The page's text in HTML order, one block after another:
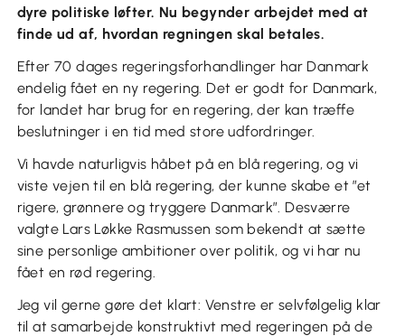
dyre politiske løfter. Nu begynder arbejdet med at
finde ud af, hvordan regningen skal betales.
Efter 70 dages regeringsforhandlinger har Danmark
endelig fået en ny regering. Det er godt for Danmark,
for landet har brug for en regering, der kan træffe
beslutninger i en tid med store udfordringer.
Vi havde naturligvis håbet på en blå regering, og vi
viste vejen til en blå regering, der kunne skabe et ”et
rigere, grønnere og tryggere Danmark”. Desværre
valgte Lars Løkke Rasmussen som bekendt at sætte
sine personlige ambitioner over politik, og vi har nu
fået en rød regering.
Jeg vil gerne gøre det klart: Venstre er selvfølgelig klar
til at samarbejde konstruktivt med regeringen på de